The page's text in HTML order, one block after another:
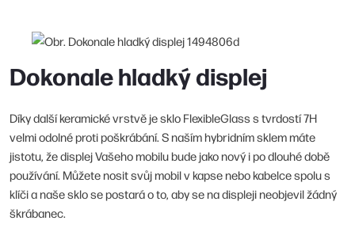
Dokonale hladký displej
Díky další keramické vrstvě je sklo FlexibleGlass s tvrdostí 7H
velmi odolné proti poškrábání. S naším hybridním sklem máte
jistotu, že displej Vašeho mobilu bude jako nový i po dlouhé době
používání. Můžete nosit svůj mobil v kapse nebo kabelce spolu s
klíči a naše sklo se postará o to, aby se na displeji neobjevil žádný
škrábanec.